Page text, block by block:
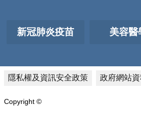
新冠肺炎疫苗 美容醫
隱私權及資訊安全政策 政府網站
Copyright ©